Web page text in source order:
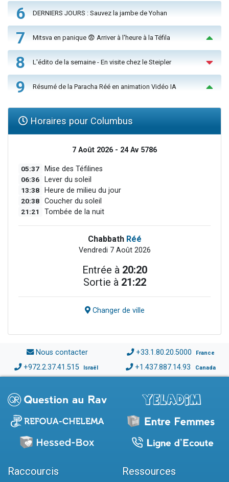
6 DERNIERS JOURS : Sauvez la jambe de Yohan
7 Mitsva en panique 😨 Arriver à l'heure à la Téfila
8 L'édito de la semaine - En visite chez le Steipler
9 Résumé de la Paracha Réé en animation Vidéo IA
Horaires pour Columbus
7 Août 2026 - 24 Av 5786
05:37 Mise des Téfilines
06:36 Lever du soleil
13:38 Heure de milieu du jour
20:38 Coucher du soleil
21:21 Tombée de la nuit
Chabbath Réé
Vendredi 7 Août 2026
Entrée à 20:20
Sortie à 21:22
Changer de ville
Nous contacter +33.1.80.20.5000 France
+972.2.37.41.515 Israël +1.437.887.14.93 Canada
Raccourcis Ressources